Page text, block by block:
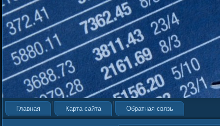
Главная Карта сайта Обратная связь